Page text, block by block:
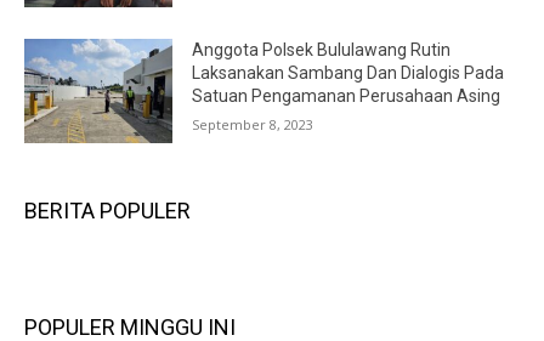
Anggota Polsek Bululawang Rutin
Laksanakan Sambang Dan Dialogis Pada
Satuan Pengamanan Perusahaan Asing
September 8, 2023
BERITA POPULER
POPULER MINGGU INI